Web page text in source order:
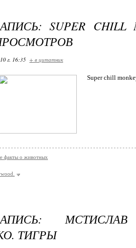
SUPER CHILL
г. 16:35 + в цитатник
Super chill
факты о животных
ЗАПИСЬ:
ТИГРЫ